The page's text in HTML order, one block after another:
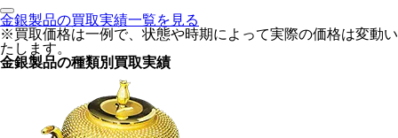
金銀製品の買取実績一覧を見る
※買取価格は一例で、状態や時期によって実際の価格は変動い
たします。
金銀製品の種類別買取実績